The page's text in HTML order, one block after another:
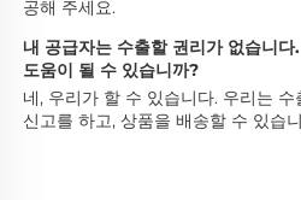
공해 주세요.
내 공급자는 수출할 권리가 없습니
도움이 될 수 있습니까?
네, 우리가 할 수 있습니다. 우리는
신고를 하고, 상품을 배송할 수 있습